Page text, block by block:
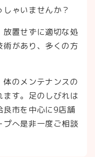
ゃいませんか？
置せずに適切な処
があり、多くの方
のメンテナンスの
す。足のしびれは
良市を中心に9店舗
へ是非一度ご相談